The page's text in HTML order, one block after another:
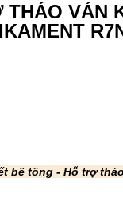
THÁO VÁN
bê tông - Hỗ trợ